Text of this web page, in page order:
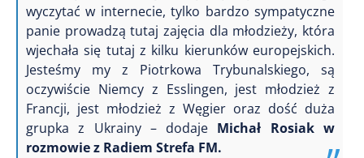
wyczytać w internecie, tylko bardzo sympatyczne
panie prowadzą tutaj zajęcia dla młodzieży, która
wjechała się tutaj z kilku kierunków europejskich.
Jesteśmy my z Piotrkowa Trybunalskiego, są
oczywiście Niemcy z Esslingen, jest młodzież z
Francji, jest młodzież z Węgier oraz dość duża
grupka z Ukrainy – dodaje Michał Rosiak w
rozmowie z Radiem Strefa FM.